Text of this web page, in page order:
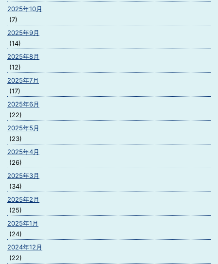
2025年10月
(7)
2025年9月
(14)
2025年8月
(12)
2025年7月
(17)
2025年6月
(22)
2025年5月
(23)
2025年4月
(26)
2025年3月
(34)
2025年2月
(25)
2025年1月
(24)
2024年12月
(22)